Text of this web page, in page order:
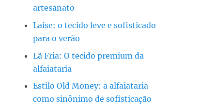
artesanato
Laise: o tecido leve e sofisticado
para o verão
Lã Fria: O tecido premium da
alfaiataria
Estilo Old Money: a alfaiataria
como sinônimo de sofisticação